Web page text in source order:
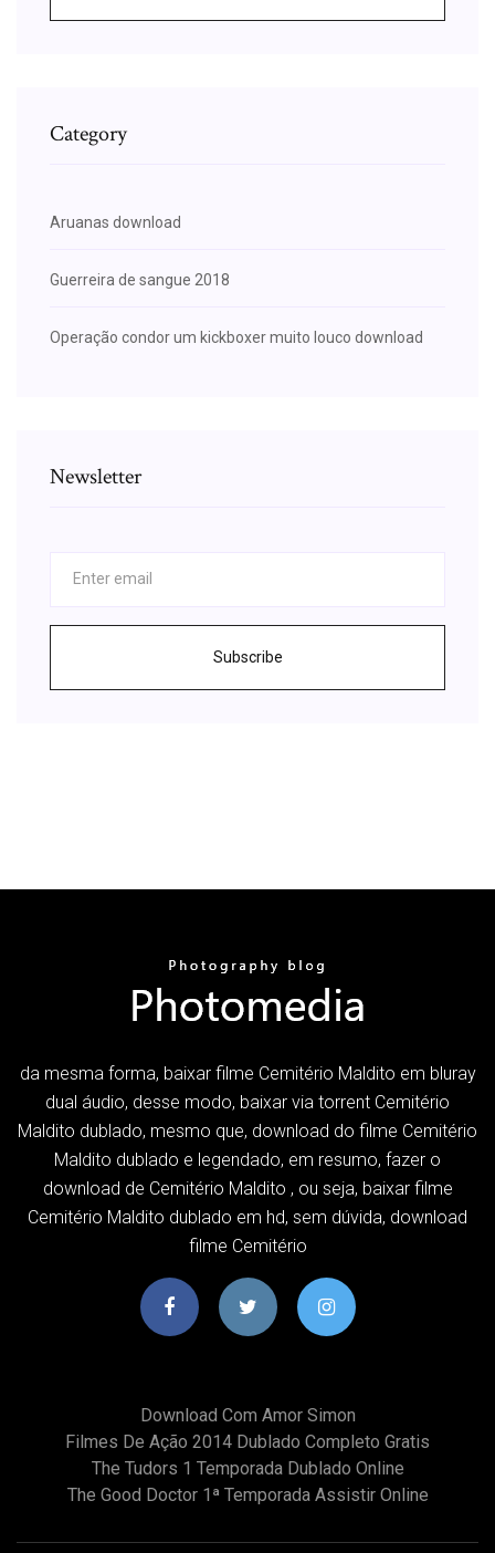
Category
Aruanas download
Guerreira de sangue 2018
Operação condor um kickboxer muito louco download
Newsletter
Subscribe
da mesma forma, baixar filme Cemitério Maldito em bluray
dual áudio, desse modo, baixar via torrent Cemitério
Maldito dublado, mesmo que, download do filme Cemitério
Maldito dublado e legendado, em resumo, fazer o
download de Cemitério Maldito , ou seja, baixar filme
Cemitério Maldito dublado em hd, sem dúvida, download
filme Cemitério
Download Com Amor Simon
Filmes De Ação 2014 Dublado Completo Gratis
The Tudors 1 Temporada Dublado Online
The Good Doctor 1ª Temporada Assistir Online